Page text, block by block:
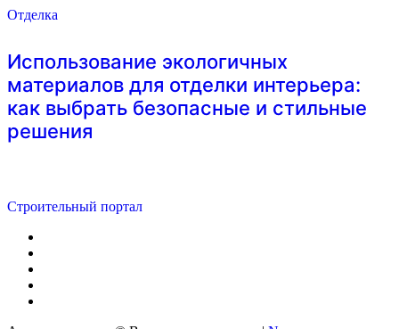
Отделка
Использование экологичных
материалов для отделки интерьера:
как выбрать безопасные и стильные
решения
Строительный портал